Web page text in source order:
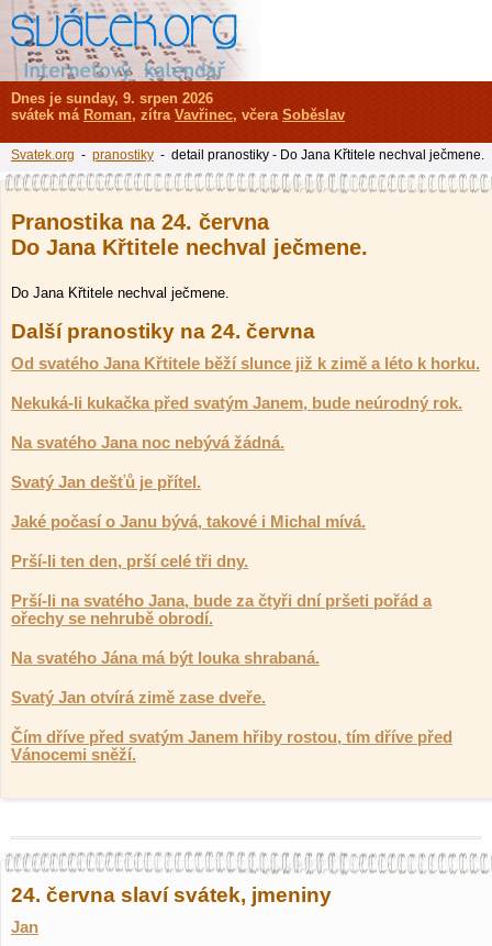
Pranostika na 24. června
Do Jana Křtitele nechval ječmene.
Do Jana Křtitele nechval ječmene.
Další pranostiky na 24. června
Od svatého Jana Křtitele běží slunce již k zimě a léto k horku.
Nekuká-li kukačka před svatým Janem, bude neúrodný rok.
Na svatého Jana noc nebývá žádná.
Svatý Jan dešťů je přítel.
Jaké počasí o Janu bývá, takové i Michal mívá.
Prší-li ten den, prší celé tři dny.
Prší-li na svatého Jana, bude za čtyři dní pršeti pořád a
ořechy se nehrubě obrodí.
Na svatého Jána má být louka shrabaná.
Svatý Jan otvírá zimě zase dveře.
Čím dříve před svatým Janem hřiby rostou, tím dříve před
Vánocemi sněží.
24. června slaví svátek, jmeniny
Jan
Dnes je sunday, 9. srpen 2026
svátek má Roman, zítra Vavřinec, včera Soběslav
Svatek.org - pranostiky - detail pranostiky - Do Jana Křtitele nechval ječmene.